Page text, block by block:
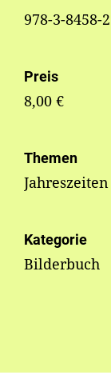
978-3-8458-
Preis
8,00 €
Themen
Kategorie
Bilderbuch